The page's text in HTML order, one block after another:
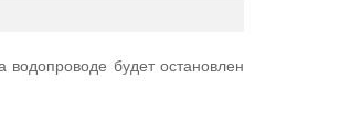
будет остановлен